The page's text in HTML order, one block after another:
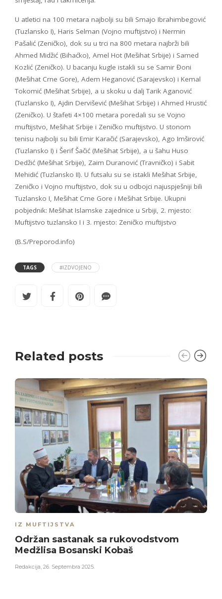
U atletici na 100 metara najbolji su bili Smajo Ibrahimbegović
(Tuzlansko I), Haris Selman (Vojno muftijstvo) i Nermin
Pašalić (Zeničko), dok su u trci na 800 metara najbrži bili
Ahmed Midžić (Bihaćko), Amel Hot (Mešihat Srbije) i Samed
Kozlić (Zeničko). U bacanju kugle istakli su se Samir Đoni
(Mešihat Crne Gore), Adem Heganović (Sarajevsko) i Kemal
Tokomić (Mešihat Srbije), a u skoku u dalj Tarik Aganović
(Tuzlansko I), Ajdin Dervišević (Mešihat Srbije) i Ahmed Hrustić
(Zeničko). U štafeti 4×100 metara poredali su se Vojno
muftijstvo, Mešihat Srbije i Zeničko muftijstvo. U stonom
tenisu najbolji su bili Emir Karačić (Sarajevsko), Ago Imširović
(Tuzlansko I) i Šerif Šačić (Mešihat Srbije), a u šahu Huso
Dedžić (Mešihat Srbije), Zaim Duranović (Travničko) i Sabit
Mehidić (Tuzlansko II). U futsalu su se istakli Mešihat Srbije,
Zeničko i Vojno muftijstvo, dok su u odbojci najuspješniji bili
Tuzlansko I, Mešihat Crne Gore i Mešihat Srbije. Ukupni
pobjednik: Mešihat Islamske zajednice u Srbiji, 2. mjesto:
Muftijstvo tuzlansko I i 3. mjesto: Zeničko muftijstvo
(B.S/Preporod.info)
TAGS #IZDVOJENO
Related posts
IZ MUFTIJSTVA
Održan sastanak sa rukovodstvom
Medžlisa Bosanski Kobaš
Redakcija, 26. Septembra 2025.